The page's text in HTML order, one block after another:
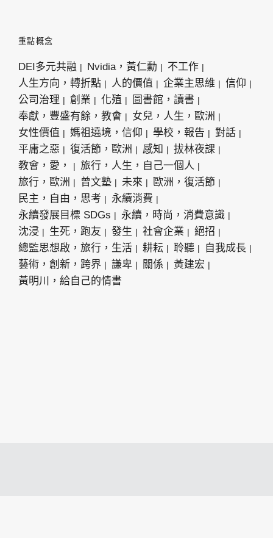
重點概念
DEI多元共融 Nvidia，黃仁勳
不工作
人生方向，轉折點
人的價值 企業主思維
信仰
公司治理
創業 化殖
圖書館，讀書
奉獻，豐盛有餘，教會
女兒，人生，歐洲
女性價值
媽祖遶境，信仰 學校，報告
對話
平庸之惡
復活節，歐洲 感知
拔林夜課
教會，愛，
旅行，人生，自己一個人
旅行，歐洲
曾文塾 未來
歐洲，復活節
民主，自由，思考
永續消費
永續發展目標 SDGs
永續，時尚，消費意識
沈浸
生死，跑友 發生 社會企業
絕招
總監思想啟，旅行，生活
耕耘 聆聽
自我成長
藝術，創新，跨界
謙卑 關係
黃建宏
黃明川，給自己的情書